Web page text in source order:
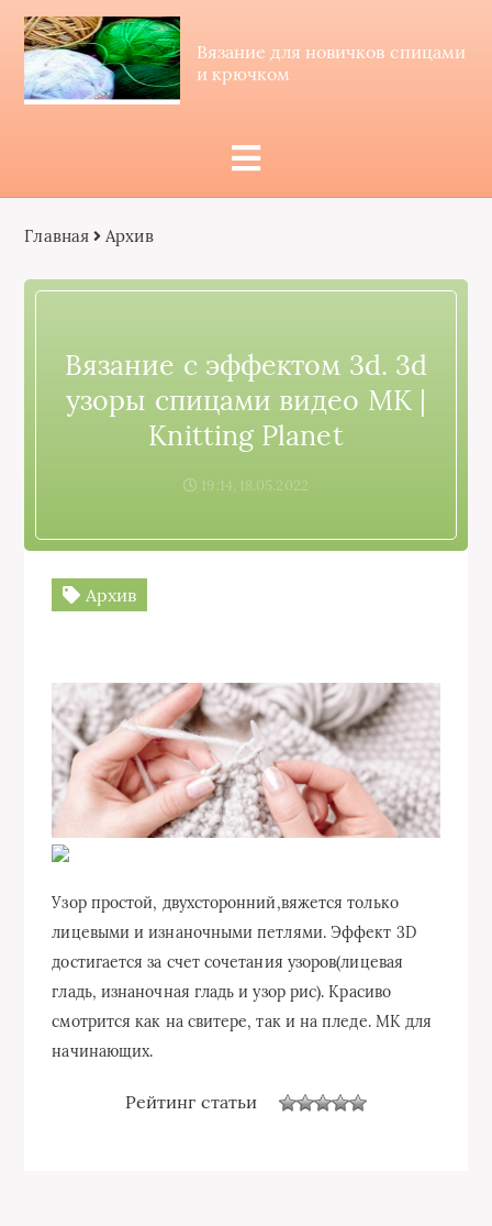
Вязание для новичков спицами
и крючком
Главная Архив
Вязание с эффектом 3d. 3d
узоры спицами видео МК |
Knitting Planet
19:14, 18.05.2022
Архив
Узор простой, двухсторонний,вяжется только
лицевыми и изнаночными петлями. Эффект 3D
достигается за счет сочетания узоров(лицевая
гладь, изнаночная гладь и узор рис). Красиво
смотрится как на свитере, так и на пледе. МК для
начинающих.
Рейтинг статьи